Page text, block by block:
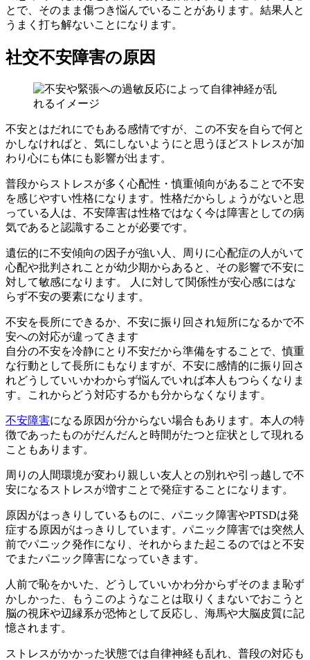
とで、そのまま傷つき悩んでいることがあります。結果人と
うまく打ち解ないことになります。
社交不安障害の原因
不安とはだれにでもある感情ですが、この不安を自らで何と
かしなければと、気にしないようにと思うほどストレスが加
わり心にも体にも影響が出ます。
普段からストレスが多く心配性・慎重傾向があることで不安
を感じやすい性格になります。性格だからしょうがないと思
っている人は、不安障害は性格ではなく今は障害としての病
気であると認識することが必要です。
遺伝的に不安傾向の因子が強い人、周りに心配症の人がいて
心配や批判されことが幼少期からあると、その影響で不安に
対して敏感になります。 人に対して関係性が安心感にはな
らず不安の要素になります。
不安を長所にできるか、不安に振り回され短所になるかで不
安への対応が違ってきます
自分の不安を冷静にとり不安だから準備をすることで、慎重
な行動として長所にもなりますが、不安に感情的に振り回さ
れどうしていいかわからず悩んでいれば本人もつらくなりま
す。これからどう対応するかも分からなくなります。
不安障害になる原因が分からない場合もあります。本人の特
徴であったものがだんだんと時間がたつと症状として現れる
こともあります。
周りの人間環境が変わり親しい友人との別れや引っ越しで不
安になるストレスが増すことで発症することになります。
原因がはっきりしているものに、パニック障害やPTSDは発
症する原因がはっきりしています。パニック障害では突然人
前でパニック発作になり、それからまた起こるのではと不安
でまたパニック障害になっていきます。
人前で恥をかいた、どうしていいかわ分からずそのまま恥ず
かしかった、もうこのようなことは取りくまないでおこうと
脳の視床や辺縁系が恐怖として反応し
、海馬や大脳皮質に記
憶されます。
ストレスがかかった状態では自律神経も乱れ 、普段の対応も